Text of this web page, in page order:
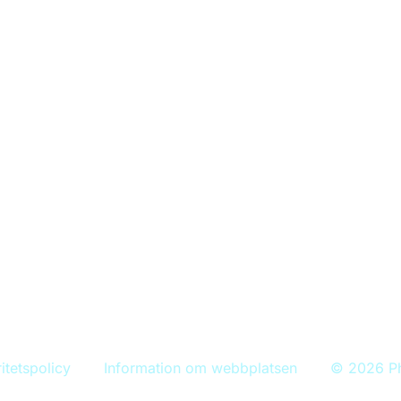
Information om webbplatsen © 2026